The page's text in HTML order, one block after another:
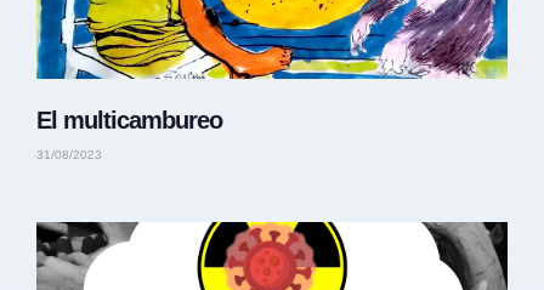
El multicambureo
31/08/2023